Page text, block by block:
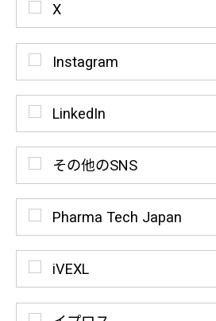
X
Instagram
LinkedIn
その他のSNS
Pharma Tech Japan
iVEXL